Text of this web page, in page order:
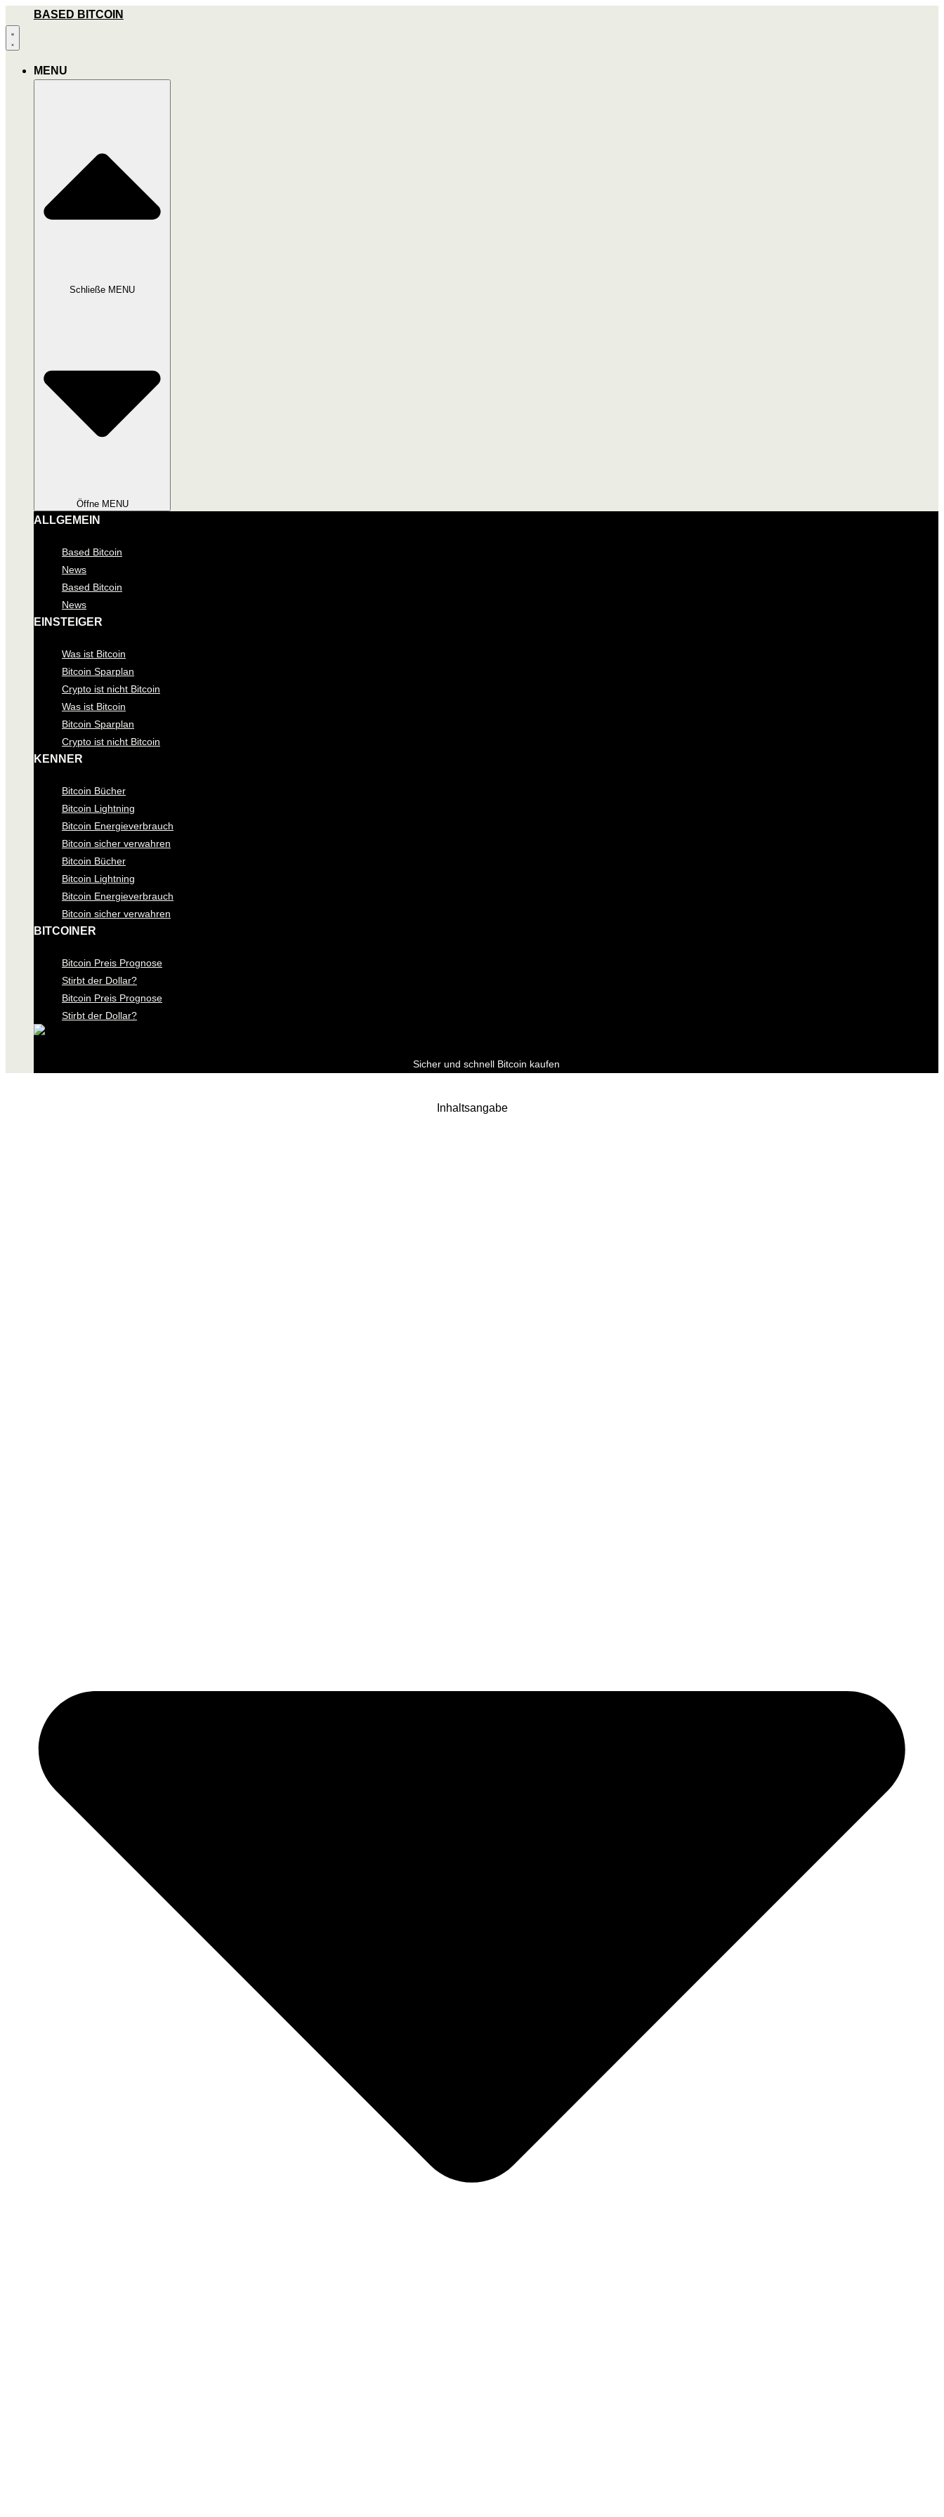
Inhalt
wechseln
BASED BITCOIN
MENU
Schließe MENU
Öffne MENU
ALLGEMEIN
Based Bitcoin
News
Based Bitcoin
News
EINSTEIGER
Was ist Bitcoin
Bitcoin Sparplan
Crypto ist nicht Bitcoin
Was ist Bitcoin
Bitcoin Sparplan
Crypto ist nicht Bitcoin
KENNER
Bitcoin Bücher
Bitcoin Lightning
Bitcoin Energieverbrauch
Bitcoin sicher verwahren
Bitcoin Bücher
Bitcoin Lightning
Bitcoin Energieverbrauch
Bitcoin sicher verwahren
BITCOINER
Bitcoin Preis Prognose
Stirbt der Dollar?
Bitcoin Preis Prognose
Stirbt der Dollar?
Sicher und schnell Bitcoin kaufen
Inhaltsangabe